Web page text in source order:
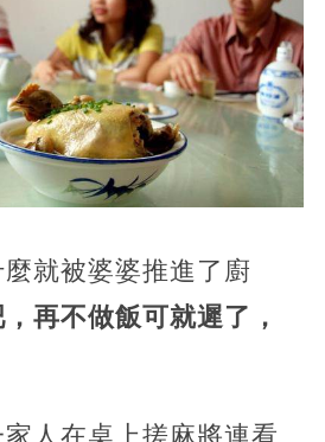
就被婆婆推進了廚
，再不做飯可就遲了，
人在桌上搓麻將連看